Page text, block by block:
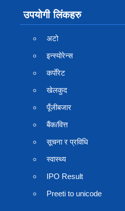
उपयोगी लिंकहरु
अटो
इन्स्योरेन्स
कर्पाेरेट
खेलकुद
पूँजीबजार
बैंक/वित्त
सूचना र प्रविधि
स्वास्थ्य
IPO Result
Preeti to unicode